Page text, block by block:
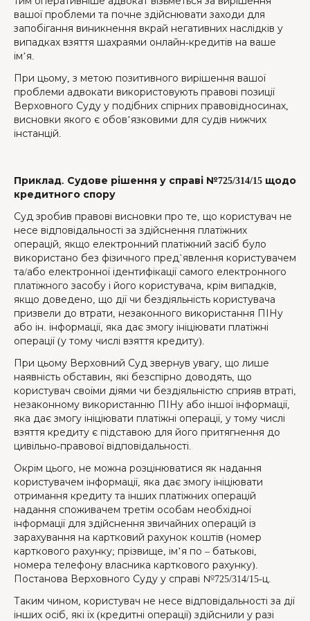
вашої проблеми та почне здійснювати заходи для
запобігання виникнення вкрай негативних наслідків у
випадках взяття шахраями онлайн-кредитів на ваше
ім’я.
При цьому, з метою позитивного вирішення вашої
проблеми адвокати використовують правові позиції
Верховного Суду у подібних спірних правовідносинах,
висновки якого є обов’язковими для судів нижчих
інстанцій.
Приклад. Судове рішення у справі №725/314/15 щодо
кредитного спору
Суд зробив правові висновки про те, що користувач не
несе відповідальності за здійснення платіжних
операцій, якщо електронний платіжний засіб було
використано без фізичного пред`явлення користувачем
та/або електронної ідентифікації самого електронного
платіжного засобу і його користувача, крім випадків,
якщо доведено, що дії чи бездіяльність користувача
призвели до втрати, незаконного використання ПІНу
або ін. інформації, яка дає змогу ініціювати платіжні
операції (у тому числі взяття кредиту).
При цьому Верховний Суд звернув увагу, що лише
наявність обставин, які безспірно доводять, що
користувач своїми діями чи бездіяльністю сприяв втраті,
незаконному використанню ПІНу або іншої інформації,
яка дає змогу ініціювати платіжні операції, у тому числі
взяття кредиту є підставою для його притягнення до
цивільно-правової відповідальності.
Окрім цього, не можна розцінюватися як надання
користувачем інформації, яка дає змогу ініціювати
отримання кредиту та інших платіжних операцій
надання споживачем третім особам необхідної
інформації для здійснення звичайних операцій із
зарахування на картковий рахунок коштів (номер
карткового рахунку; прізвище, ім’я по – батькові,
номера телефону власника карткового рахунку).
Постанова Верховного Суду у справі №725/314/15-ц.
Таким чином, користувач не несе відповідальності за дії
інших осіб, які їх (кредитні операції) здійснили у разі